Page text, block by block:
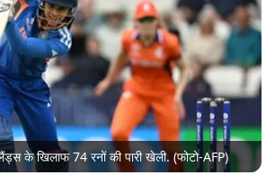
के ख‍िलाफ 74 रनों की पारी खेली. (फोटो-AFP)